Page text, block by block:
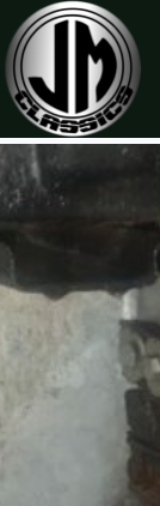
naar
de
inhoud